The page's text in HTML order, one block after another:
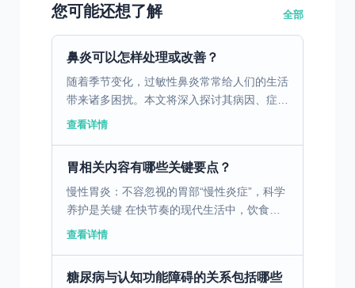
您可能还想了解 全部
鼻炎可以怎样处理或改善？
随着季节变化，过敏性鼻炎常常给人们的生活
带来诸多困扰。本文将深入探讨其病因、症
状、诊断与治疗方法，并提供日常防护和管理
查看详情
胃相关内容有哪些关键要点？
慢性胃炎：不容忽视的胃部“慢性炎症”，科学
养护是关键 在快节奏的现代生活中，饮食不
规律、暴饮暴食、压力过大等问题，让慢性胃
查看详情
糖尿病与认知功能障碍的关系包括哪些